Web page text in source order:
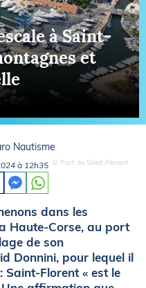
à Saint-
et
© Port de Saint-Florent
Nautisme
à 12h35
dans les
Haute-Corse, au port
de son
Donnini, pour lequel il
Saint-Florent « est le